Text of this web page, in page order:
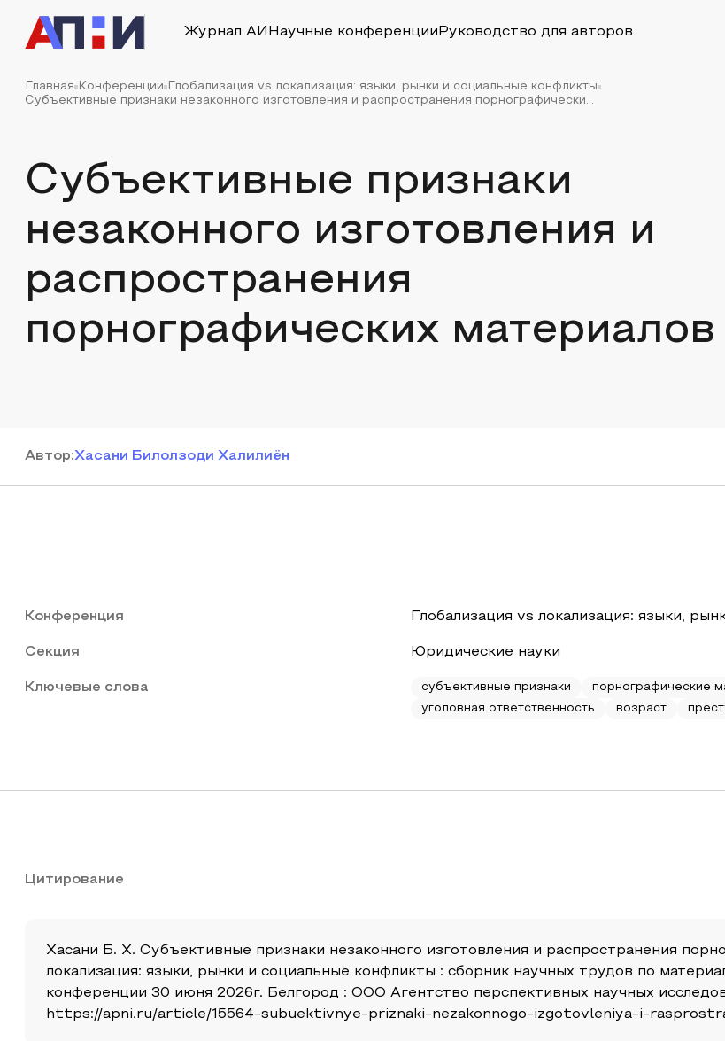
Журнал АИ Научные конференции Руководство для авторов
Главная Конференции
Глобализация vs локализация: языки, рынки и социальные конфликты
Субъективные признаки незаконного изготовления и распространения порнографически...
Субъективные признаки
незаконного изготовления и
распространения
порнографических материалов
Автор:Хасани Билолзоди Халилиён
Конференция Глобализация vs локализация: языки,
Секция Юридические науки
Ключевые слова субъективные признаки порнографические
уголовная ответственность
возраст
Цитирование
Хасани Б. Х. Субъективные признаки незаконного изготовления и распространения
локализация: языки, рынки и социальные конфликты : сборник научных трудов по
конференции 30 июня 2026г. Белгород : ООО Агентство перспективных научных
https://apni.ru/article/15564-subuektivnye-priznaki-nezakonnogo-izgotovleniya-i-